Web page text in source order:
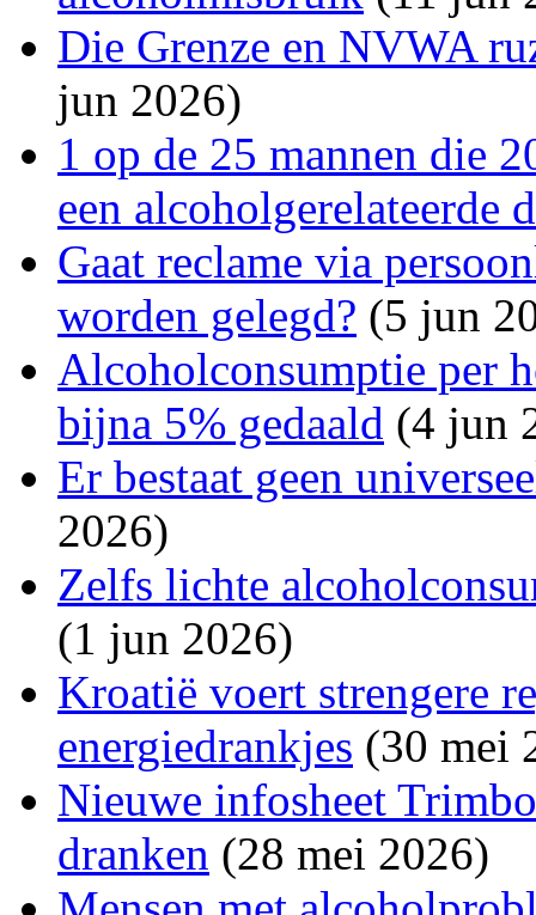
Die Grenze en NVWA
jun 2026)
1 op de 25 mannen die
een alcoholgerelateerde
Gaat reclame via
worden gelegd? (5 jun
Alcoholconsumptie per
bijna 5% gedaald (4 jun
Er bestaat geen
2026)
Zelfs lichte
(1 jun 2026)
Kroatië voert strengere
energiedrankjes (30 mei
Nieuwe infosheet
dranken (28 mei 2026)